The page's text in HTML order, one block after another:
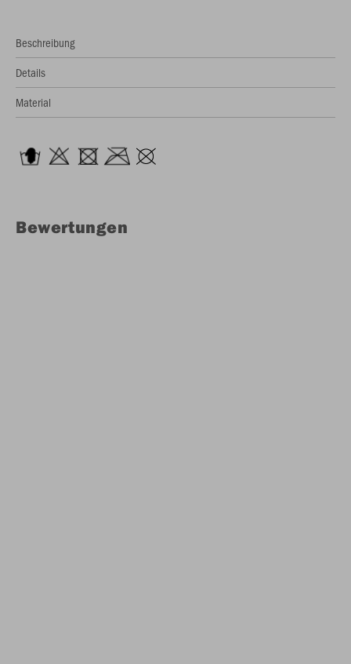
Beschreibung
Details
Material
Bewertungen